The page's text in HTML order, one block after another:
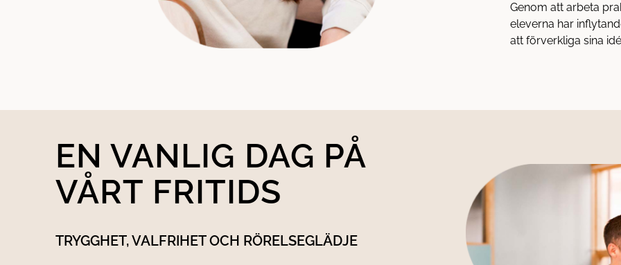
Genom att arbeta
eleverna har
att förverkliga sina
EN VANLIG DAG PÅ
VÅRT FRITIDS
TRYGGHET, VALFRIHET OCH RÖRELSEGLÄDJE